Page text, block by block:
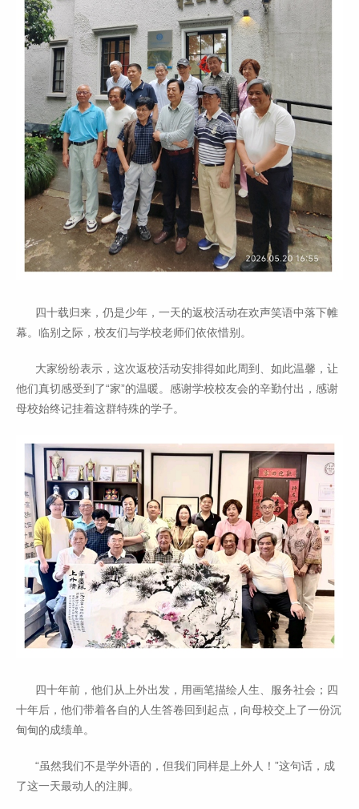
四十载归来，仍是少年，一天的返校活动在欢声笑语中落下帷
幕。临别之际，校友们与学校老师们依依惜别。
大家纷纷表示，这次返校活动安排得如此周到、如此温馨，让
他们真切感受到了“家”的温暖。感谢学校校友会的辛勤付出，感谢
母校始终记挂着这群特殊的学子。
四十年前，他们从上外出发，用画笔描绘人生、服务社会；四
十年后，他们带着各自的人生答卷回到起点，向母校交上了一份沉
甸甸的成绩单。
“虽然我们不是学外语的，但我们同样是上外人！”这句话，成
了这一天最动人的注脚。